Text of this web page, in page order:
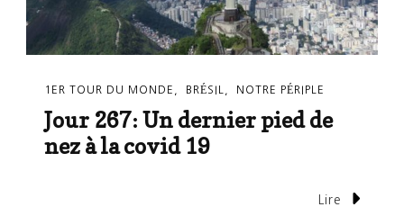
1ER TOUR DU MONDE BRÉSIL NOTRE PÉRIPLE
Jour 267: Un dernier pied de
nez à la covid 19
Lire